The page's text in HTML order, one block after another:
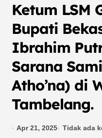
Ketum LSM
Bupati
Ibrahim
Sarana
Atho’na) di
Tambelang.
Apr 21, 2025 Tidak ada